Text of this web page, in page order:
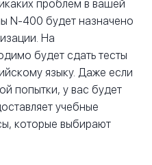
проблем в вашей
N-400 будет назначено
На
будет сдать тесты
языку. Даже если
попытки, у вас будет
учебные
которые выбирают